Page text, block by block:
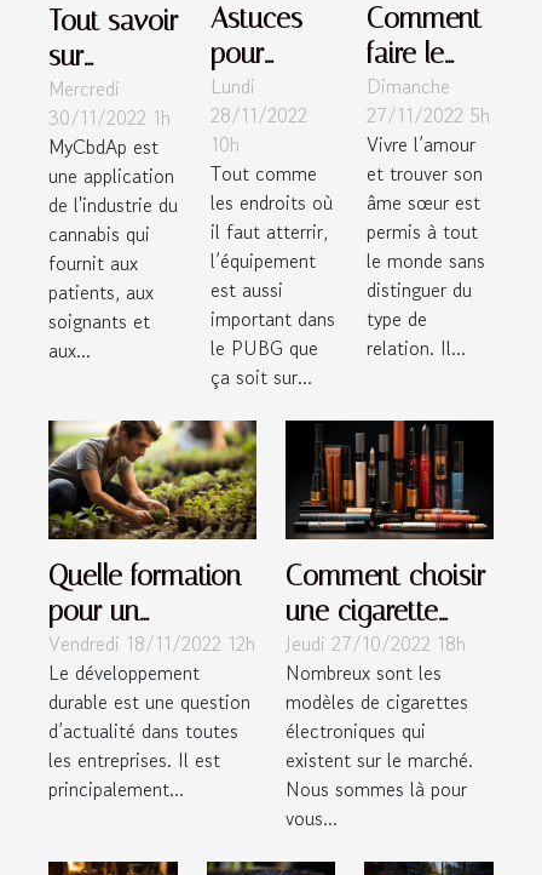
Tout savoir
sur
l'application
MycbdAp
Mercredi
30/11/2022 1h
MyCbdAp est
une application
de l'industrie du
cannabis qui
fournit aux
patients, aux
soignants et
aux...
Astuces
pour
débuter le
jeu vidéo
PUBG
Lundi
28/11/2022
10h
Tout comme
les endroits où
il faut atterrir,
l’équipement
est aussi
important dans
le PUBG que
ça soit sur...
Comment
faire le
choix d’un
site de
rencontre
gay ?
Dimanche
27/11/2022 5h
Vivre l’amour
et trouver son
âme sœur est
permis à tout
le monde sans
distinguer du
type de
relation. Il...
Quelle formation
pour un
développement
durable ?
Vendredi 18/11/2022 12h
Le développement
durable est une question
d’actualité dans toutes
les entreprises. Il est
principalement...
Comment choisir
une cigarette
électronique ?
Jeudi 27/10/2022 18h
Nombreux sont les
modèles de cigarettes
électroniques qui
existent sur le marché.
Nous sommes là pour
vous...